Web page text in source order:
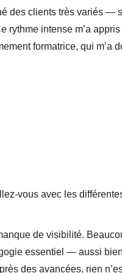
des clients très variés —
rythme intense m’a appris
formatrice, qui m’a
vous avec les
de visibilité.
essentiel — aussi
des avancées, rien